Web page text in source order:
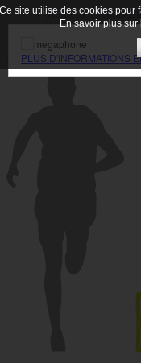
Meilleur Casino
Arjel
Meilleur
Fiable
Menu
site utilise des cookies pour
En savoir plus
PLUS D'INFORMATIONS